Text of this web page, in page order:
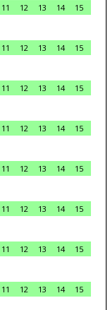
11 12 13 14
15
11 12 13 14
15
11 12 13 14
15
11 12 13 14
15
11 12 13 14
15
11 12 13 14
15
11 12 13 14
15
11 12 13 14
15